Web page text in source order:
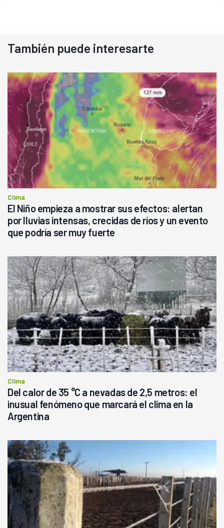
También puede interesarte
Clima
El Niño empieza a mostrar sus efectos: alertan
por lluvias intensas, crecidas de ríos y un evento
que podría ser muy fuerte
Clima
Del calor de 35 °C a nevadas de 2,5 metros: el
inusual fenómeno que marcará el clima en la
Argentina